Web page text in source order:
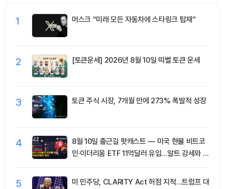
1 머스크 “미래 모든 자동차에 스타링크 탑재”
2 [토큰운세] 2026년 8월 10일 띠별 토큰 운세
3 토큰 주식 시장, 7개월 만에 273% 폭발적 성장
4
8월 10일 출근길 팟캐스트 — 미국 현물 비트코
인·이더리움 ETF 11억달러 유입…알트 강세와 숏
5
미 민주당, CLARITY Act 허점 지적…트럼프 대